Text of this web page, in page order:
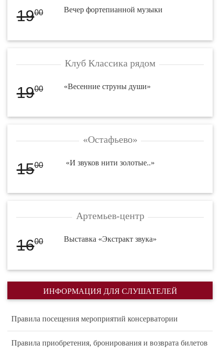
1900 Вечер фортепианной музыки
Клуб Классика рядом
1900 «Весенние струны души»
«Остафьево»
1500 «И звуков нити золотые..»
Артемьев-центр
1600 Выставка «Экстракт звука»
ИНФОРМАЦИЯ ДЛЯ СЛУШАТЕЛЕЙ
Правила посещения мероприятий консерватории
Правила приобретения, бронирования и возврата билетов